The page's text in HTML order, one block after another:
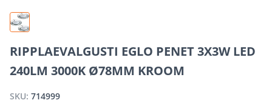
RIPPLAEVALGUSTI EGLO PENET 3X3W LED
240LM 3000K Ø78MM KROOM
SKU: 714999